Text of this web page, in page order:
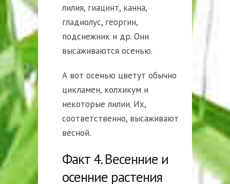
лилия, гиацинт, канна,
гладиолус, георгин,
подснежник и др. Они
высаживаются осенью.
А вот осенью цветут обычно
цикламен, колхикум и
некоторые лилии. Их,
соответственно, высаживают
весной.
Факт 4. Весенние и
осенние растения